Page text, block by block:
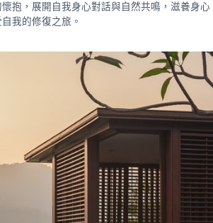
抱，展開自我身心對話與自然共鳴，滋養身心
我的修復之旅。